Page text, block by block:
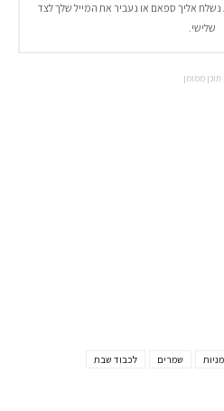
אליך ספאם או נעביר את המייל שלך לצד
שלישי.
תוכן ממומן
שמרים
לכבוד שבת